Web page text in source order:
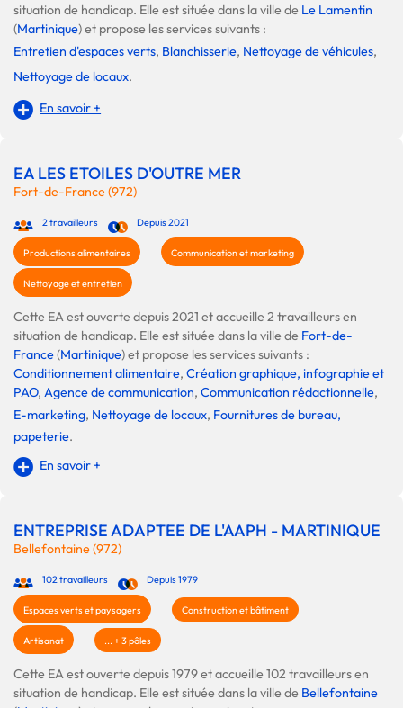
situation de handicap. Elle est située dans la ville de Le Lamentin
(Martinique) et propose les services suivants :
Entretien d'espaces verts, Blanchisserie, Nettoyage de véhicules,
Nettoyage de locaux.
En savoir +
EA LES ETOILES D'OUTRE MER
Fort-de-France (972)
2 travailleurs Depuis 2021
Productions alimentaires Communication et marketing
Nettoyage et entretien
Cette EA est ouverte depuis 2021 et accueille 2 travailleurs en
situation de handicap. Elle est située dans la ville de Fort-de-
France(Martinique) et propose les services suivants :
Conditionnement alimentaire, Création graphique, infographie et
PAO, Agence de communication, Communication rédactionnelle,
E-marketing, Nettoyage de locaux, Fournitures de bureau,
papeterie.
En savoir +
ENTREPRISE ADAPTEE DE L'AAPH - MARTINIQUE
Bellefontaine (972)
102 travailleurs Depuis 1979
Espaces verts et paysagers Construction et bâtiment
Artisanat ... + 3 pôles
Cette EA est ouverte depuis 1979 et accueille 102 travailleurs en
situation de handicap. Elle est située dans la ville de Bellefontaine